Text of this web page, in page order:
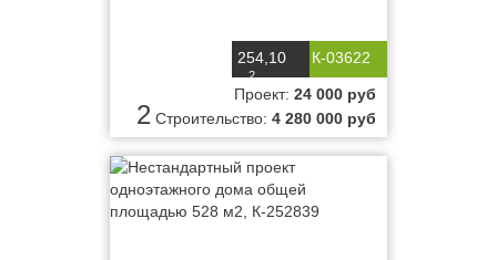
К-03622
254,10
м2
2
Проект: 24 000 руб
Строительство: 4 280 000 руб